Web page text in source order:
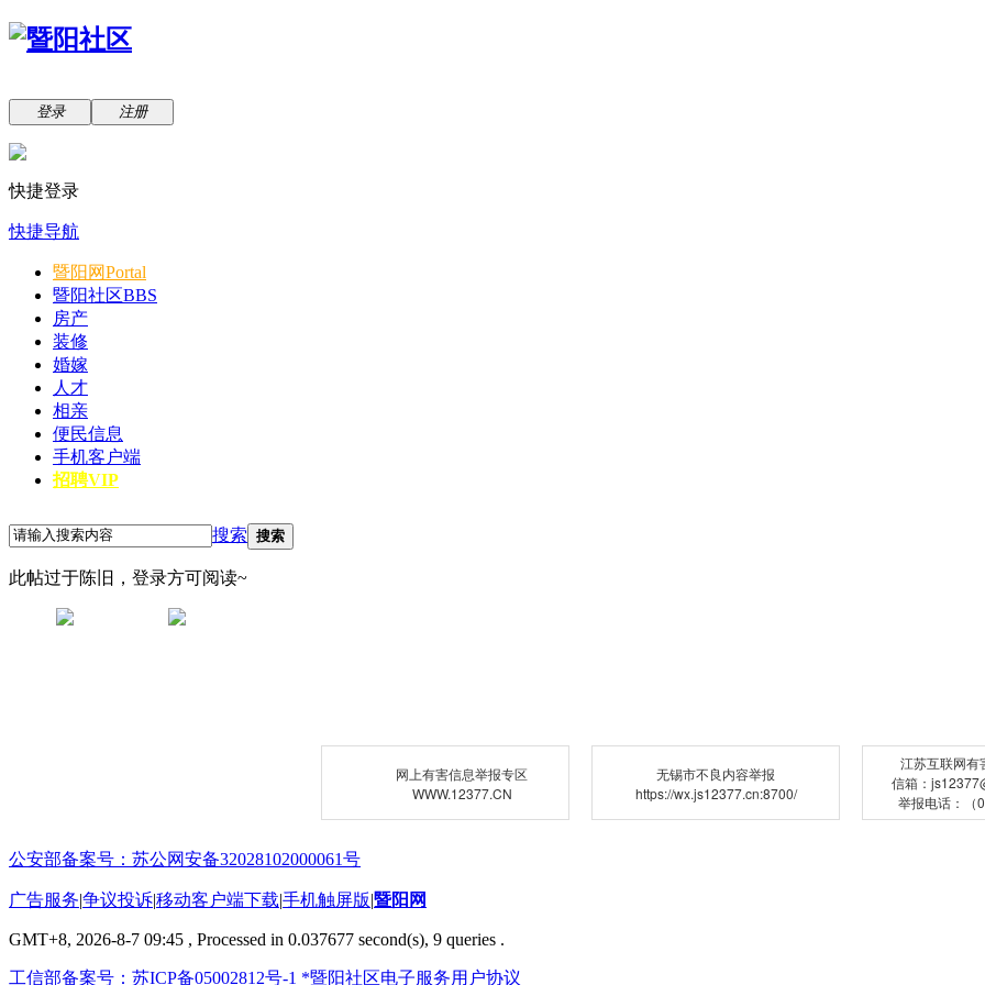
登录 注册
快捷登录
快捷导航
暨阳网Portal
暨阳社区BBS
房产
装修
婚嫁
人才
相亲
便民信息
手机客户端
招聘VIP
搜索 搜索
此帖过于陈旧，登录方可阅读~
网上有害信息举报专区
WWW.12377.CN
无锡市不良内容举报
https://wx.js12377.cn:8700/
江苏互联网有
信箱：
举报电话：（
公安部备案号：苏公网安备32028102000061号
广告服务|争议投诉|移动客户端下载|手机触屏版|暨阳网
GMT+8, 2026-8-7 09:45 , Processed in 0.037677 second(s), 9 queries .
工信部备案号：苏ICP备05002812号-1 *暨阳社区电子服务用户协议